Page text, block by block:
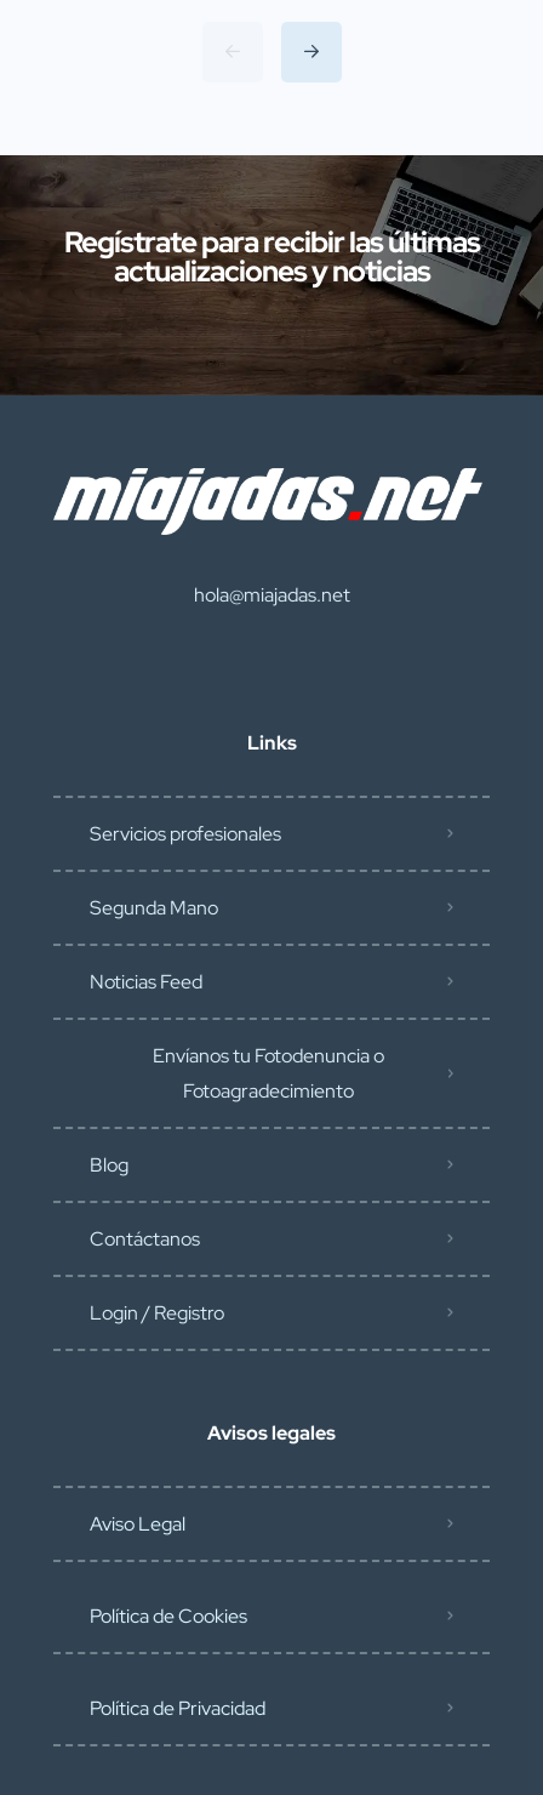
Servicio de Protección de la Naturaleza
(SEPRONA) de la Comandancia de
Cáceres han llevado a cabo
de la provincia de Cáceres relacionadas
con presuntos delitos […]
Regístrate para recibir las últimas
actualizaciones y noticias
hola@miajadas.net
Links
Servicios profesionales
Segunda Mano
Noticias Feed
Envíanos tu Fotodenuncia o
Fotoagradecimiento
Blog
Contáctanos
Login / Registro
Avisos legales
Aviso Legal
Política de Cookies
Política de Privacidad